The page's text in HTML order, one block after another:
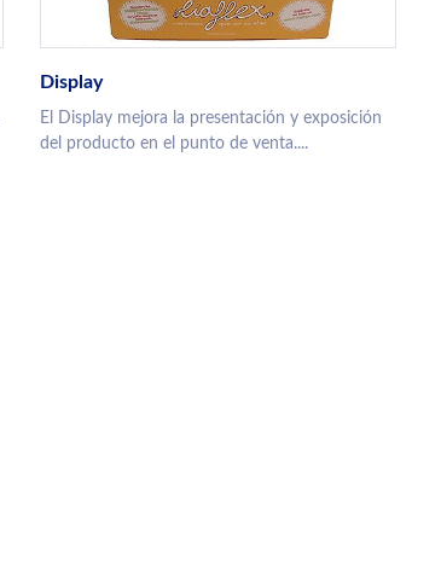
Display
El Display mejora la presentación y exposición
del producto en el punto de venta....